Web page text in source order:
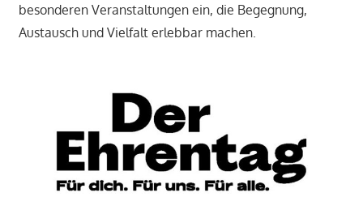
besonderen Veranstaltungen ein, die Begegnung,
Austausch und Vielfalt erlebbar machen.